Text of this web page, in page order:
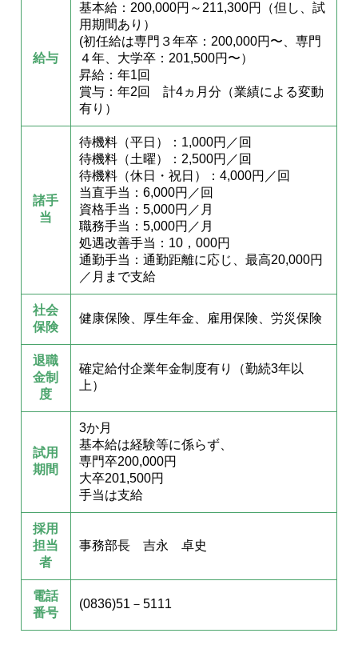
給与
基本給：200,000円～211,300円（但し、試
用期間あり）
(初任給は専門３年卒：200,000円〜、専門
４年、大学卒：201,500円〜）
昇給：年1回
賞与：年2回 計4ヵ月分（業績による変動
有り）
諸手
当
待機料（平日）：1,000円／回
待機料（土曜）：2,500円／回
待機料（休日・祝日）：4,000円／回
当直手当：6,000円／回
資格手当：5,000円／月
職務手当：5,000円／月
処遇改善手当：10，000円
通勤手当：通勤距離に応じ、最高20,000円
／月まで支給
社会
保険
健康保険、厚生年金、雇用保険、労災保険
退職
金制
度
確定給付企業年金制度有り（勤続3年以
上）
試用
期間
3か月
基本給は経験等に係らず、
専門卒200,000円
大卒201,500円
手当は支給
採用
担当
者
事務部長 吉永 卓史
電話
番号
(0836)51－5111